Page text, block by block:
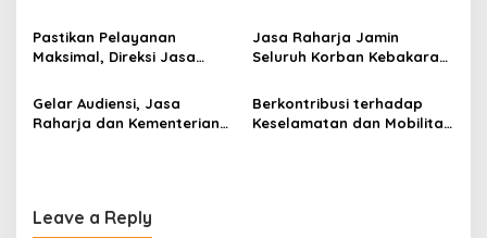
KM Mutiara Sentosa II
Mutiara Sentosa II di RS
PHC Surabaya
Pastikan Pelayanan
Maksimal, Direksi Jasa
Kebakaran KM Mutiara
Sentosa II
Jasa Raharja Jamin
Seluruh Korban Kebakaran
Perairan Sumenep
Gelar Audiensi, Jasa
Raharja dan Kementerian
Berkontribusi terhadap
Keselamatan dan Mobilitas
Leave a Reply